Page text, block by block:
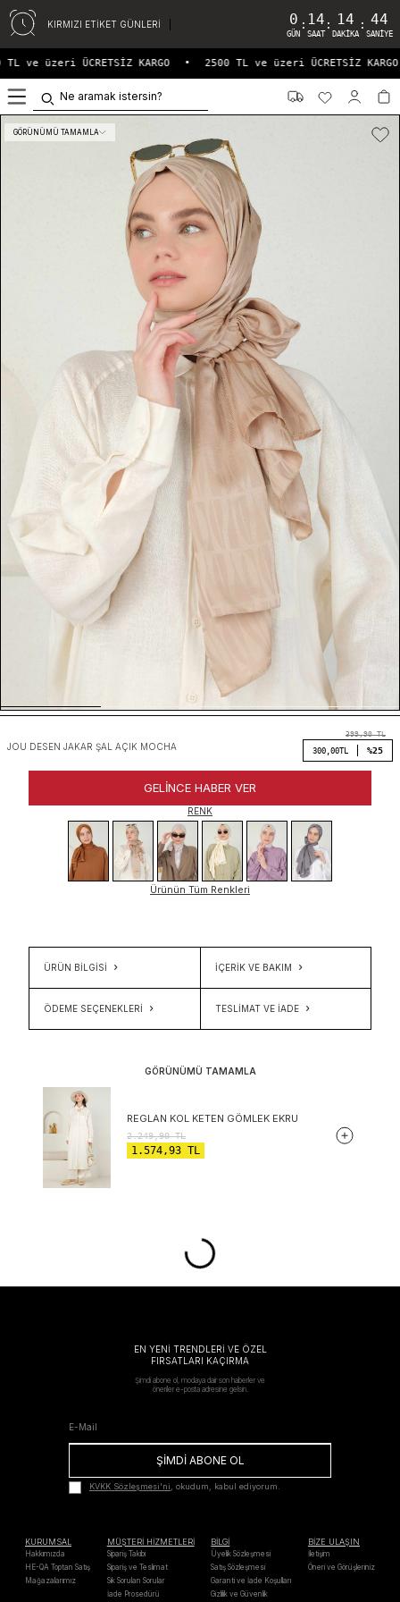
KIRMIZI ETİKET GÜNLERİ 0
GÜN
: 14
SAAT
: 14
DAKIKA
: 44
SANIYE
ve üzeri ÜCRETSİZ KARGO • 2500 TL ve üzeri ÜCRETSİZ KARGO
GÖRÜNÜMÜ TAMAMLA
JOU DESEN JAKAR ŞAL AÇIK MOCHA
399,90TL
300,00TL %25
GELINCE HABER VER
RENK
Ürünün Tüm Renkleri
ÜRÜN BİLGİSİ İÇERIK VE BAKIM
ÖDEME SEÇENEKLERI TESLIMAT VE İADE
GÖRÜNÜMÜ TAMAMLA
REGLAN KOL KETEN GÖMLEK EKRU
2.249,90TL
1.574,93 TL
EN YENİ TRENDLERİ VE ÖZEL
FIRSATLARI KAÇIRMA
Şimdi abone ol, modaya dair son haberler ve
öneriler e-posta adresine gelsin.
ŞİMDİ ABONE OL
KVKK Sözleşmesi'ni, okudum, kabul ediyorum.
KURUMSAL
Hakkımızda
HE-QA Toptan Satış
Mağazalarımız
MÜŞTERİ HİZMETLERİ
Sipariş Takibi
Sipariş ve Teslimat
Sık Sorulan Sorular
İade Prosedürü
BİLGİ
Üyelik Sözleşmesi
Satış Sözleşmesi
Garanti ve İade Koşulları
Gizlilik ve Güvenlik
BİZE ULAŞIN
İletişim
Öneri ve Görüşleriniz